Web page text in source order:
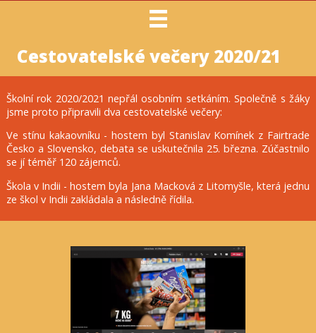
Cestovatelské večery 2020/21
Školní rok 2020/2021 nepřál osobním setkáním. Společně s žáky
jsme proto připravili dva cestovatelské večery:
Ve stínu kakaovníku - hostem byl Stanislav Komínek z Fairtrade
Česko a Slovensko, debata se uskutečnila 25. března. Zúčastnilo
se jí téměř 120 zájemců.
Škola v Indii - hostem byla Jana Macková z Litomyšle, která jednu
ze škol v Indii zakládala a následně řídila.